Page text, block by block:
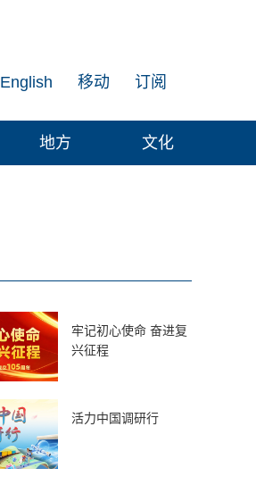
订阅
移动
English
地方 文化
牢记初心使命 奋进复
兴征程
活力中国调研行